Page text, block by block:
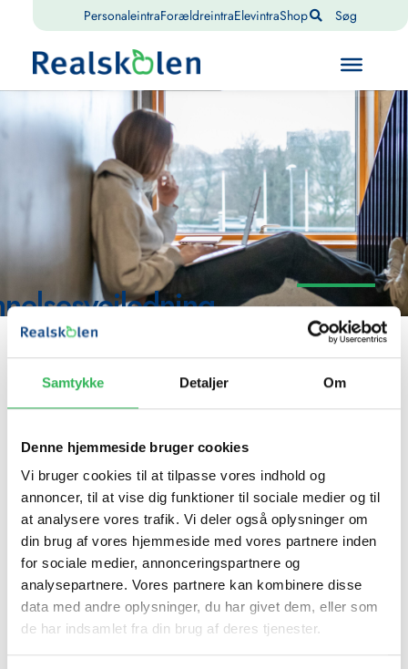
Samtykke Detaljer Om
Denne hjemmeside bruger cookies
Vi bruger cookies til at tilpasse vores indhold og
annoncer, til at vise dig funktioner til sociale medier og til
at analysere vores trafik. Vi deler også oplysninger om
din brug af vores hjemmeside med vores partnere inden
for sociale medier, annonceringspartnere og
analysepartnere. Vores partnere kan kombinere disse
data med andre oplysninger, du har givet dem, eller som
de har indsamlet fra din brug af deres tjenester.
PersonaleintraForældreintraElevintraShop Søg
Vejledning af skolens skolens elever fra 7. -10. klasse,
med henblik på overgangen mellem grundskolen til
ungdomsuddanelserne forestås fra august 2018 af
ungdomsuddannelsesvejledningen,
ved uddannelsesvejleder Tina Nielsen
Vejledningen gives efter Lov om vejledning af valg af
uddannelse og erhverv.
Vejleder for unge der har gået på:
Sejergaardsskolen
Sejergaardsskolens Musikefterskole
Tølløse Privatskole